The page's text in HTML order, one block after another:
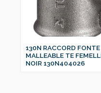
130N RACCORD FONTE
MALLEABLE TE
NOIR 130N404026